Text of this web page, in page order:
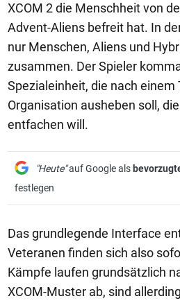
XCOM 2 die Menschheit von
Advent-Aliens befreit hat. In
nur Menschen, Aliens und
zusammen. Der Spieler
Spezialeinheit, die nach einem
Organisation ausheben soll,
entfachen will.
"Heute"auf Google als
festlegen
Das grundlegende Interface
Veteranen finden sich also
Kämpfe laufen grundsätzlich
XCOM-Muster ab, sind